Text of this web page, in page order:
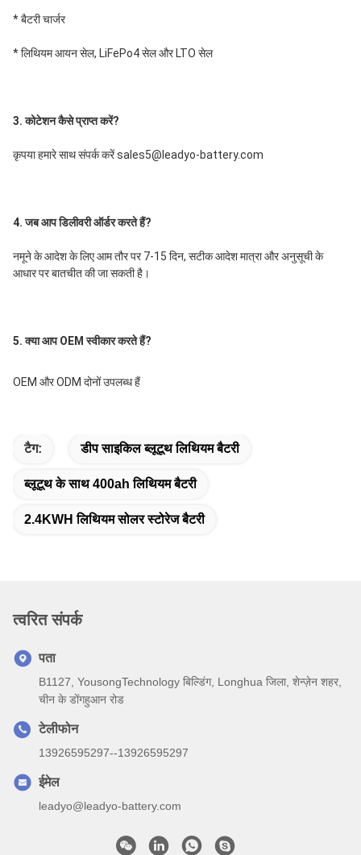
* बैटरी चार्जर
* लिथियम आयन सेल, LiFePo4 सेल और LTO सेल
3. कोटेशन कैसे प्राप्त करें?
कृपया हमारे साथ संपर्क करें sales5@leadyo-battery.com
4. जब आप डिलीवरी ऑर्डर करते हैं?
नमूने के आदेश के लिए आम तौर पर 7-15 दिन, सटीक आदेश मात्रा और अनुसूची के
आधार पर बातचीत की जा सकती है।
5. क्या आप OEM स्वीकार करते हैं?
OEM और ODM दोनों उपलब्ध हैं
टैग: डीप साइकिल ब्लूटूथ लिथियम बैटरी
ब्लूटूथ के साथ 400ah लिथियम बैटरी
2.4KWH लिथियम सोलर स्टोरेज बैटरी
त्वरित संपर्क
पता
B1127, YousongTechnology बिल्डिंग, Longhua जिला, शेन्ज़ेन शहर,
चीन के डोंगहुआन रोड
टेलीफोन
13926595297--13926595297
ईमेल
leadyo@leadyo-battery.com